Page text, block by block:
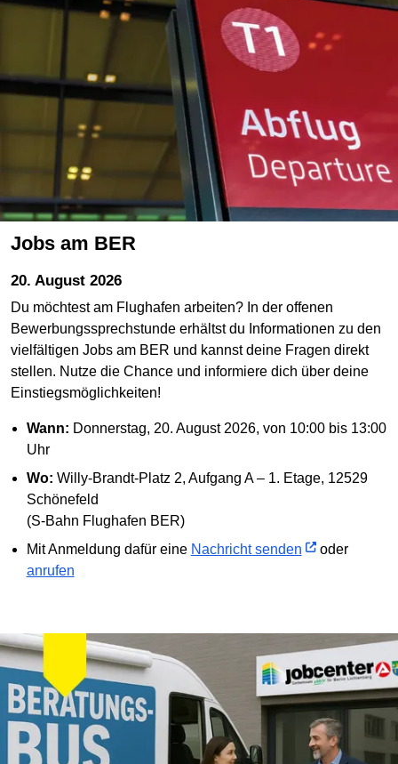
Jobs am BER
20. August 2026
Du möchtest am Flughafen arbeiten? In der offenen
Bewerbungssprechstunde erhältst du Informationen zu den
vielfältigen Jobs am BER und kannst deine Fragen direkt
stellen. Nutze die Chance und informiere dich über deine
Einstiegsmöglichkeiten!
Wann: Donnerstag, 20. August 2026, von 10:00 bis 13:00
Uhr
Wo: Willy-Brandt-Platz 2, Aufgang A – 1. Etage, 12529
Schönefeld
(S-Bahn Flughafen BER)
Mit Anmeldung dafür eine Nachricht senden
oder
anrufen